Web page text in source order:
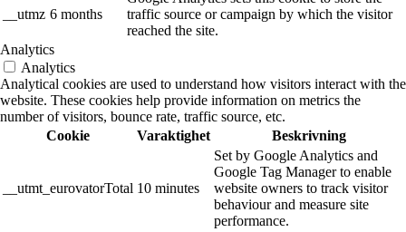
__utmz 6 months
traffic source or campaign by which the visitor
reached the site.
Analytics
Analytics
Analytical cookies are used to understand how visitors interact with the
website. These cookies help provide information on metrics the
number of visitors, bounce rate, traffic source, etc.
Cookie
Varaktighet Beskrivning
__utmt_eurovatorTotal 10 minutes
Set by Google Analytics and
Google Tag Manager to enable
website owners to track visitor
behaviour and measure site
performance.